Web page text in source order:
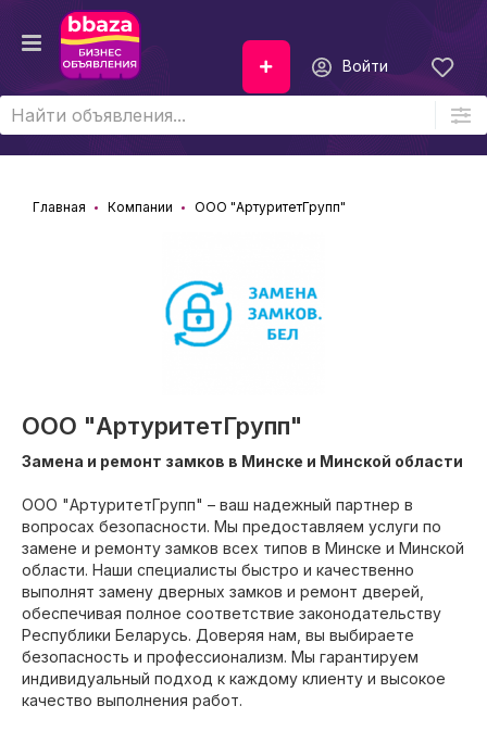
Войти
Главная Компании ООО "АртуритетГрупп"
ООО "АртуритетГрупп"
Замена и ремонт замков в Минске и Минской области
ООО "АртуритетГрупп" – ваш надежный партнер в
вопросах безопасности. Мы предоставляем услуги по
замене и ремонту замков всех типов в Минске и Минской
области. Наши специалисты быстро и качественно
выполнят замену дверных замков и ремонт дверей,
обеспечивая полное соответствие законодательству
Республики Беларусь. Доверяя нам, вы выбираете
безопасность и профессионализм. Мы гарантируем
индивидуальный подход к каждому клиенту и высокое
качество выполнения работ.